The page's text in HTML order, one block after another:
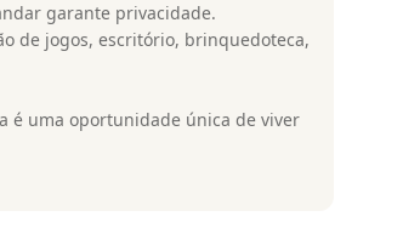
garante privacidade.
de jogos, escritório, brinquedoteca,
é uma oportunidade única de viver